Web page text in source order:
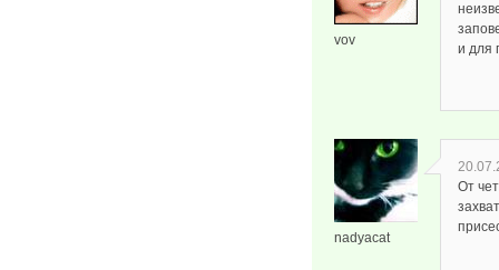
vov
и для
nadyacat
От